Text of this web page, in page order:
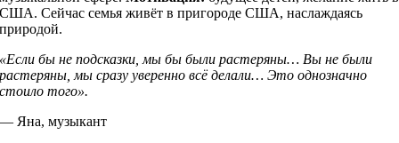
США. Сейчас семья живёт в пригороде США, наслаждаясь
природой.
«Если бы не подсказки, мы бы были растеряны… Вы не были
растеряны, мы сразу уверенно всё делали… Это однозначно
стоило того».
— Яна, музыкант